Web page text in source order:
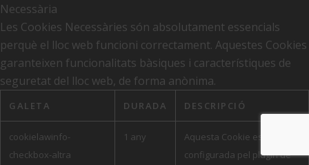
Necessària
Les Cookies Necessàries són absolutament essencials
perquè el lloc web funcioni correctament. Aquestes Cookies
garanteixen funcionalitats bàsiques i característiques de
seguretat del lloc web, de forma anònima.
GALETA DURADA DESCRIPCIÓ
cookielawinfo-
checkbox-altra
1 any
Aquesta Cookie està
configurada pel plugin de